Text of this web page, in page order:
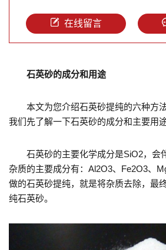
在线留言
石英砂的成分和用途
本文为您介绍石英砂提纯的六种方法
我们先了解一下石英砂的成分和主要用途
石英砂的主要化学成分是SiO2，会伴
杂质的主要成分有：Al2O3、Fe2O3、
做的石英砂提纯，就是将杂质去除，最
纯石英砂。